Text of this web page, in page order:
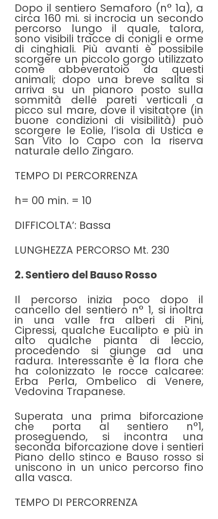
Dopo il sentiero Semaforo (n° 1a), a
circa 160 mi. si incrocia un secondo
percorso lungo il quale, talora,
sono visibili tracce di conigli e orme
di cinghiali. Più avanti è possibile
scorgere un piccolo gorgo utilizzato
come abbeveratoio da questi
animali; dopo una breve salita si
arriva su un pianoro posto sulla
sommità delle pareti verticali a
picco sul mare, dove il visitatore (in
buone condizioni di visibilità) può
scorgere le Eolie, l’isola di Ustica e
San Vito lo Capo con la riserva
naturale dello Zingaro.
TEMPO DI PERCORRENZA
h= 00 min. = 10
DIFFICOLTA’: Bassa
LUNGHEZZA PERCORSO Mt. 230
2. Sentiero del Bauso Rosso
Il percorso inizia poco dopo il
cancello del sentiero n° 1, si inoltra
in una valle fra alberi di Pini,
Cipressi, qualche Eucalipto e più in
alto qualche pianta di leccio,
procedendo si giunge ad una
radura. Interessante è la flora che
ha colonizzato le rocce calcaree:
Erba Perla, Ombelico di Venere,
Vedovina Trapanese.
Superata una prima biforcazione
che porta al sentiero n°1,
proseguendo, si incontra una
seconda biforcazione dove i sentieri
Piano dello stinco e Bauso rosso si
uniscono in un unico percorso fino
alla vasca.
TEMPO DI PERCORRENZA